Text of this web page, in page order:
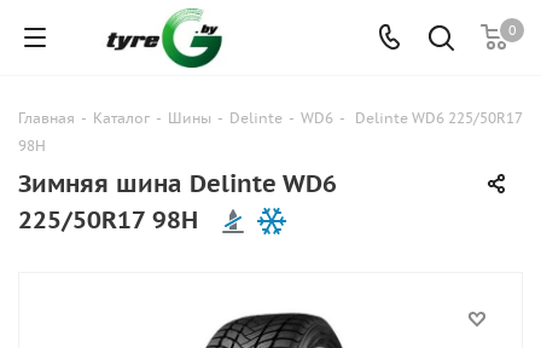
0
Главная - Каталог - Шины - Delinte - WD6 -
Delinte WD6 225/50R17
98H
Зимняя шина Delinte WD6
225/50R17 98H